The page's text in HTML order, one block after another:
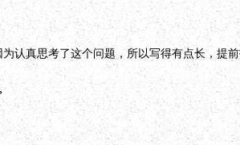
认真思考了这个问题，所以写得有点长，